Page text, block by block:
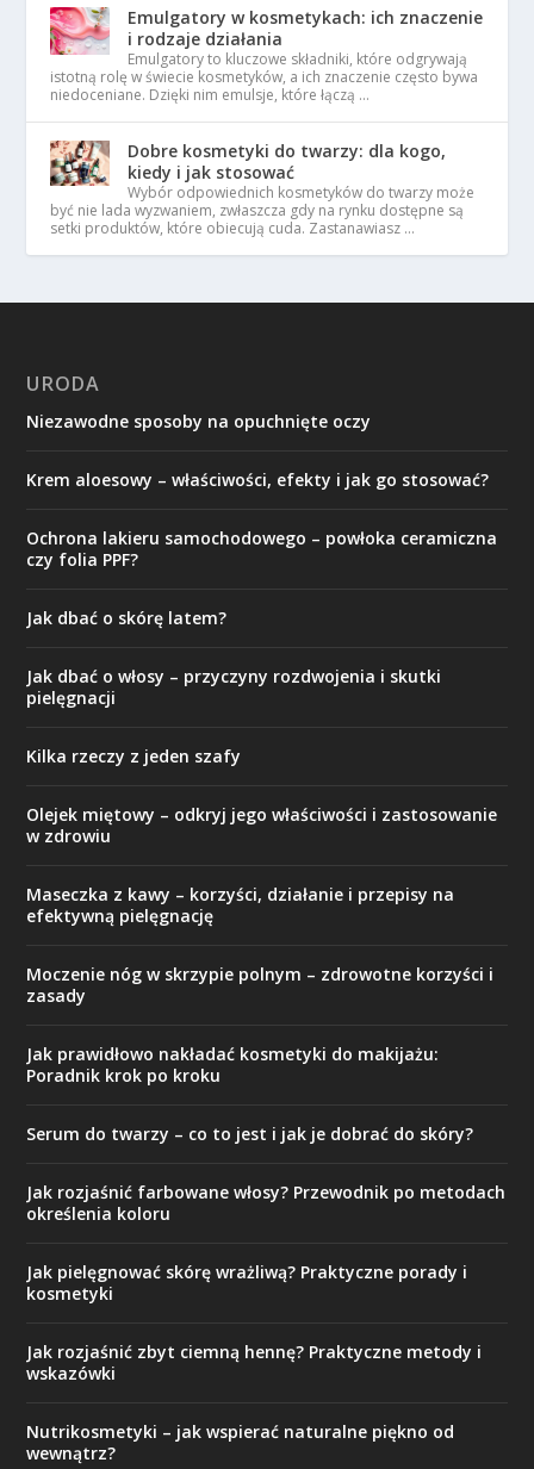
Emulgatory w kosmetykach: ich znaczenie
i rodzaje działania
Emulgatory to kluczowe składniki, które odgrywają
istotną rolę w świecie kosmetyków, a ich znaczenie często bywa
niedoceniane. Dzięki nim emulsje, które łączą …
Dobre kosmetyki do twarzy: dla kogo,
kiedy i jak stosować
Wybór odpowiednich kosmetyków do twarzy może
być nie lada wyzwaniem, zwłaszcza gdy na rynku dostępne są
setki produktów, które obiecują cuda. Zastanawiasz …
URODA
Niezawodne sposoby na opuchnięte oczy
Krem aloesowy – właściwości, efekty i jak go stosować?
Ochrona lakieru samochodowego – powłoka ceramiczna
czy folia PPF?
Jak dbać o skórę latem?
Jak dbać o włosy – przyczyny rozdwojenia i skutki
pielęgnacji
Kilka rzeczy z jeden szafy
Olejek miętowy – odkryj jego właściwości i zastosowanie
w zdrowiu
Maseczka z kawy – korzyści, działanie i przepisy na
efektywną pielęgnację
Moczenie nóg w skrzypie polnym – zdrowotne korzyści i
zasady
Jak prawidłowo nakładać kosmetyki do makijażu:
Poradnik krok po kroku
Serum do twarzy – co to jest i jak je dobrać do skóry?
Jak rozjaśnić farbowane włosy? Przewodnik po metodach
określenia koloru
Jak pielęgnować skórę wrażliwą? Praktyczne porady i
kosmetyki
Jak rozjaśnić zbyt ciemną hennę? Praktyczne metody i
wskazówki
Nutrikosmetyki – jak wspierać naturalne piękno od
wewnątrz?